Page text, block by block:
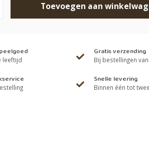
Toevoegen aan
leeftijd
Gratis verzending
Bij bestellingen
Snelle levering
Binnen één tot